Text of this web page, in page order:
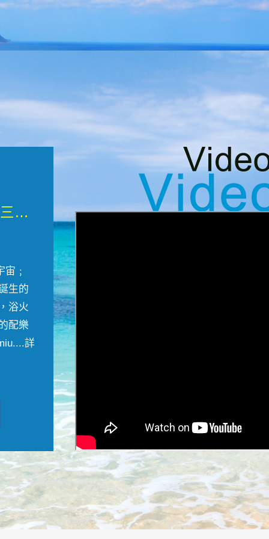
微觀墾丁三部曲 重生....
﹔
生的
浴火
配樂
詳